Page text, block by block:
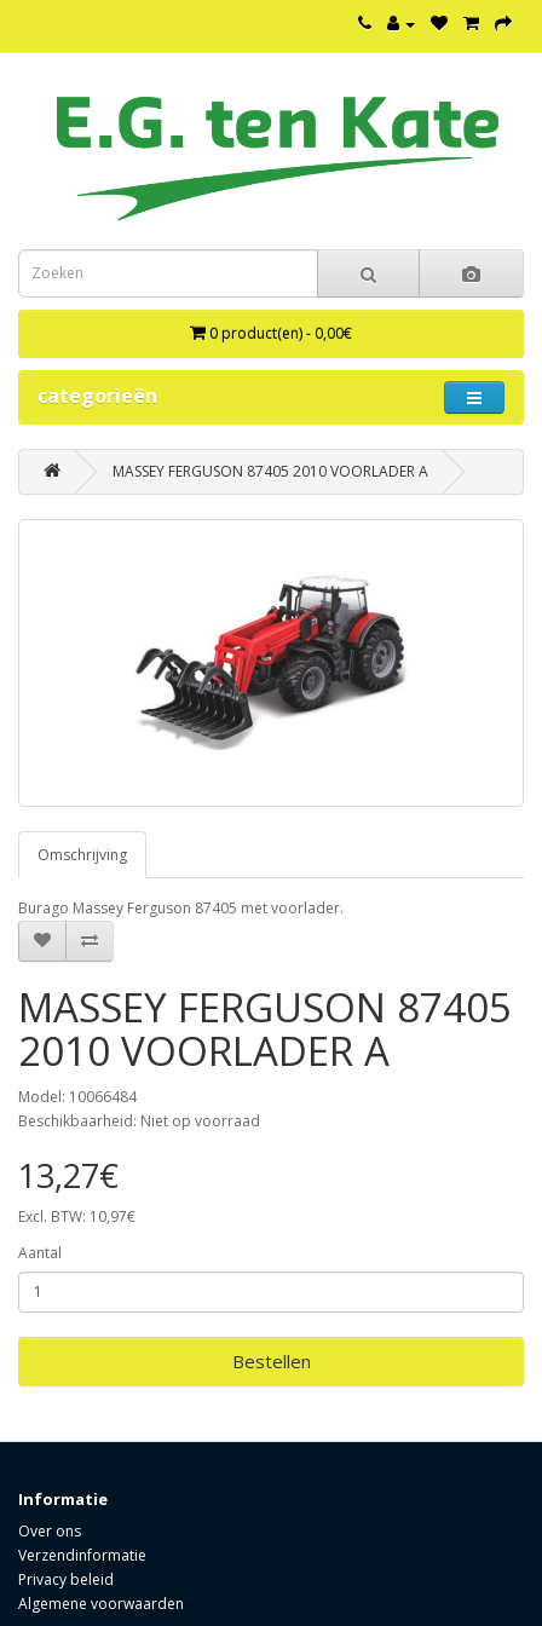
0 product(en) - 0,00€
categorieën
MASSEY FERGUSON 87405 2010 VOORLADER A
Omschrijving
Burago Massey Ferguson 87405 met voorlader.
MASSEY FERGUSON 87405
2010 VOORLADER A
Model: 10066484
Beschikbaarheid: Niet op voorraad
13,27€
Excl. BTW: 10,97€
Aantal
Bestellen
Informatie
Over ons
Verzendinformatie
Privacy beleid
Algemene voorwaarden